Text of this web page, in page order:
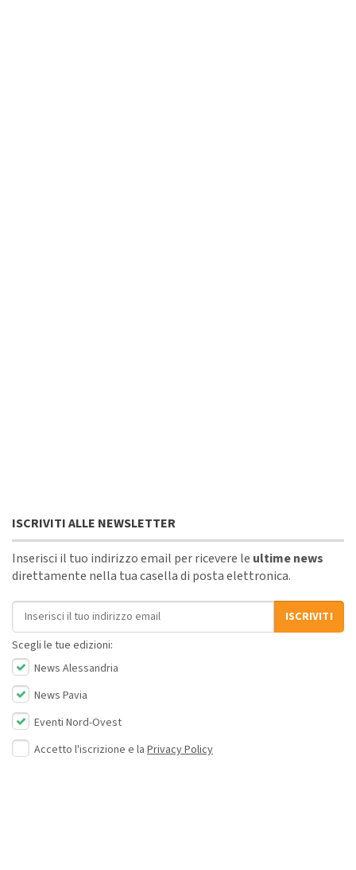
ISCRIVITI ALLE NEWSLETTER
Inserisci il tuo indirizzo email per ricevere le ultime news
direttamente nella tua casella di posta elettronica.
Indirizzo email
ISCRIVITI
Scegli le tue edizioni:
News Alessandria
News Pavia
Eventi Nord-Ovest
Accetto l'iscrizione e la Privacy Policy